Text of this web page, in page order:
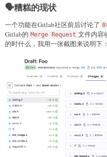
🗣️糟糕的现状
一个功能在Gitlab社区前后讨论了 8
Gitlab的 Merge Request 文件内容
的时什么，我用一张截图来说明下：